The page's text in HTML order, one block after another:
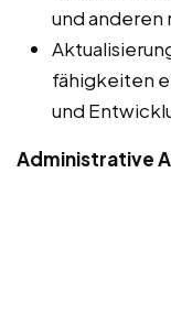
und anderen
fähigkeiten
und
Administrative